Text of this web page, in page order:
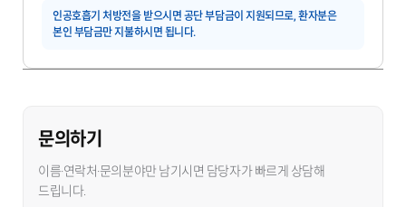
인공호흡기 처방전을 받으시면 공단 부담금이 지원되므로, 환자분은
본인 부담금만 지불하시면 됩니다.
문의하기
이름·연락처·문의분야만 남기시면 담당자가 빠르게 상담해
드립니다.